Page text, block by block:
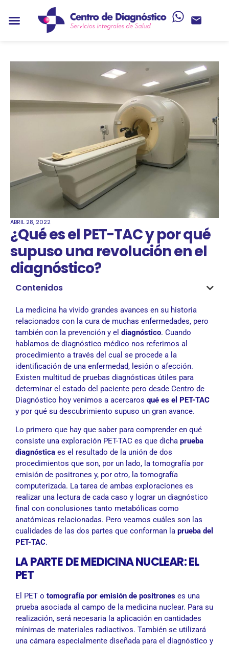
ABRIL 28, 2022
¿Qué es el PET-TAC y por qué
supuso una revolución en el
diagnóstico?
Contenidos
La medicina ha vivido grandes avances en su historia
relacionados con la cura de muchas enfermedades, pero
también con la prevención y el diagnóstico. Cuando
hablamos de diagnóstico médico nos referimos al
procedimiento a través del cual se procede a la
identificación de una enfermedad, lesión o afección.
Existen multitud de pruebas diagnósticas útiles para
determinar el estado del paciente pero desde Centro de
Diagnóstico hoy venimos a acercaros qué es el PET-TAC
y por qué su descubrimiento supuso un gran avance.
Lo primero que hay que saber para comprender en qué
consiste una exploración PET-TAC es que dicha prueba
diagnóstica es el resultado de la unión de dos
procedimientos que son, por un lado, la tomografía por
emisión de positrones y, por otro, la tomografía
computerizada. La tarea de ambas exploraciones es
realizar una lectura de cada caso y lograr un diagnóstico
final con conclusiones tanto metabólicas como
anatómicas relacionadas. Pero veamos cuáles son las
cualidades de las dos partes que conforman la prueba del
PET-TAC.
LA PARTE DE MEDICINA NUCLEAR: EL
PET
El PET o tomografía por emisión de positrones es una
prueba asociada al campo de la medicina nuclear. Para su
realización, será necesaria la aplicación en cantidades
mínimas de materiales radiactivos. También se utilizará
una cámara especialmente diseñada para el diagnóstico y